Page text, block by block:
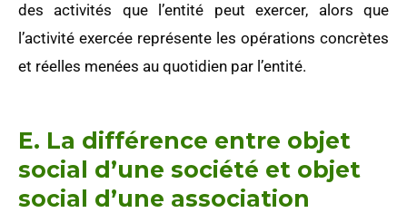
des activités que l’entité peut exercer, alors que
l’activité exercée représente les opérations concrètes
et réelles menées au quotidien par l’entité.
E. La différence entre objet
social d’une société et objet
social d’une association